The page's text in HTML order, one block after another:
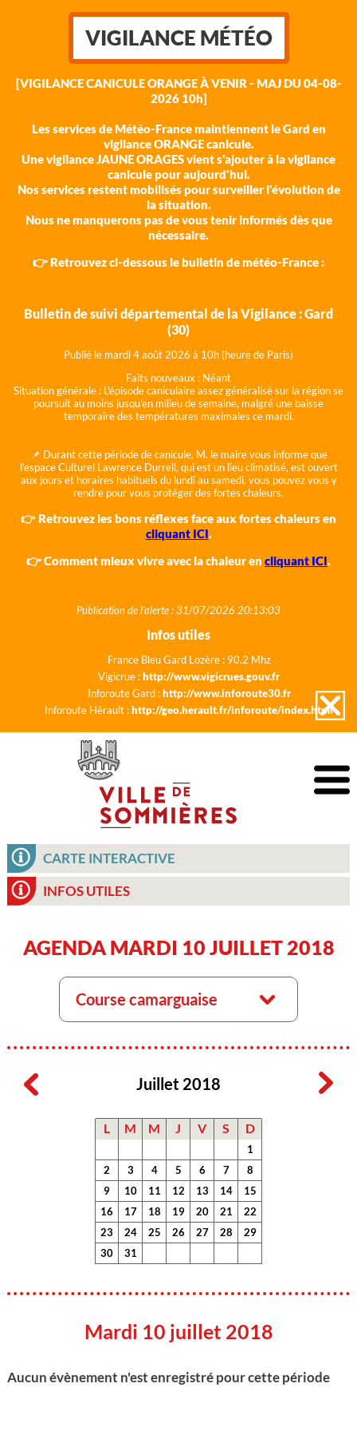
VIGILANCE MÉTÉO
[VIGILANCE CANICULE ORANGE À VENIR - MAJ DU 04-08-
2026 10h]
Les services de Météo-France maintiennent le Gard en
vigilance ORANGE canicule.
Une vigilance JAUNE ORAGES vient s'ajouter à la vigilance
canicule pour aujourd'hui.
Nos services restent mobilisés pour surveiller l'évolution de
la situation.
Nous ne manquerons pas de vous tenir informés dès que
nécessaire.
👉 Retrouvez ci-dessous le bulletin de météo-France :
Bulletin de suivi départemental de la Vigilance : Gard
(30)
Publié le mardi 4 août 2026 à 10h (heure de Paris)
Faits nouveaux : Néant
Situation générale : L'épisode caniculaire assez généralisé sur la région se
poursuit au moins jusqu'en milieu de semaine, malgré une baisse
temporaire des températures maximales ce mardi.
📌 Durant cette période de canicule, M. le maire vous informe que
l'espace Culturel Lawrence Durrell, qui est un lieu climatisé, est ouvert
aux jours et horaires habituels du lundi au samedi, vous pouvez vous y
rendre pour vous protéger des fortes chaleurs.
👉 Retrouvez les bons réflexes face aux fortes chaleurs en
cliquant ICI.
👉 Comment mieux vivre avec la chaleur en cliquant ICI.
Publication de l'alerte : 31/07/2026 20:13:03
Infos utiles
France Bleu Gard Lozère : 90.2 Mhz
Vigicrue :http://www.vigicrues.gouv.fr
Inforoute Gard :http://www.inforoute30.fr
Inforoute Hérault :http://geo.herault.fr/inforoute/index.html
CARTE INTERACTIVE
INFOS UTILES
AGENDA MARDI 10 JUILLET 2018
Course camarguaise
Juillet 2018
L M M J V S D
1
2
3 4 5 6 7
8
9
10 11 12 13 14
15
16
17 18 19 20 21
22
23
24 25 26 27 28
29
30
31
Mardi 10 juillet 2018
Aucun évènement n'est enregistré pour cette période